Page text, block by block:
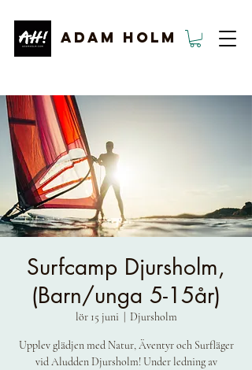
ADAM HOLM
Surfcamp Djursholm,
(Barn/unga 5-15år)
lör 15 juni Djursholm
Upplev glädjen med Natur, Äventyr och Surfläger
vid Aludden Djursholm! Under ledning av